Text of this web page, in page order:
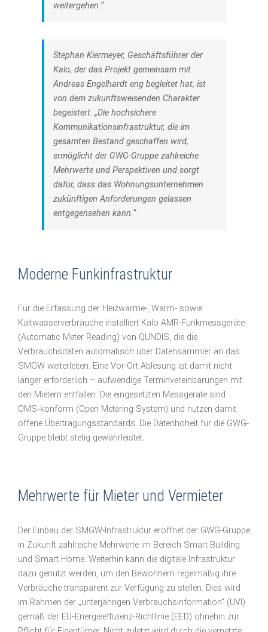
weitergehen.“
Stephan Kiermeyer, Geschäftsführer der
Kalo, der das Projekt gemeinsam mit
Andreas Engelhardt eng begleitet hat, ist
von dem zukunftsweisenden Charakter
begeistert: „Die hochsichere
Kommunikationsinfrastruktur, die im
gesamten Bestand geschaffen wird,
ermöglicht der GWG-Gruppe zahlreiche
Mehrwerte und Perspektiven und sorgt
dafür, dass das Wohnungsunternehmen
zukünftigen Anforderungen gelassen
entgegensehen kann.“
Moderne Funkinfrastruktur
Für die Erfassung der Heizwärme-, Warm- sowie
Kaltwasserverbräuche installiert Kalo AMR-Funkmessgeräte
(Automatic Meter Reading) von QUNDIS, die die
Verbrauchsdaten automatisch über Datensammler an das
SMGW weiterleiten. Eine Vor-Ort-Ablesung ist damit nicht
länger erforderlich – aufwendige Terminvereinbarungen mit
den Mietern entfallen. Die eingesetzten Messgeräte sind
OMS‑konform (Open Metering System) und nutzen damit
offene Übertragungsstandards. Die Datenhoheit für die GWG-
Gruppe bleibt stetig gewährleistet.
Mehrwerte für Mieter und Vermieter
Der Einbau der SMGW-Infrastruktur eröffnet der GWG-Gruppe
in Zukunft zahlreiche Mehrwerte im Bereich Smart Building
und Smart Home. Weiterhin kann die digitale Infrastruktur
dazu genutzt werden, um den Bewohnern regelmäßig ihre
Verbräuche transparent zur Verfügung zu stellen. Dies wird
im Rahmen der „unterjährigen Verbrauchsinformation“ (UVI)
gemäß der EU‑Energieeffizienz-Richtlinie (EED) ohnehin zur